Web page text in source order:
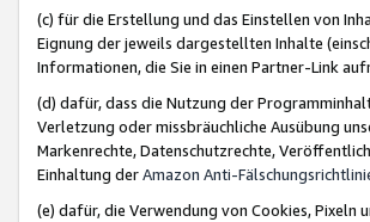
(c) für die Erstellung und das Einstellen von
Eignung der jeweils dargestellten Inhalte
Informationen, die Sie in einen Partner-Link
(d) dafür, dass die Nutzung der
Verletzung oder missbräuchliche Ausübung
Markenrechte, Datenschutzrechte,
Einhaltung derAmazon Anti-
(e) dafür, die Verwendung von Cookies, Pixeln